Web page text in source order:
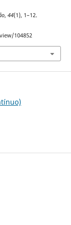
, 44(1), 1–12.
104852